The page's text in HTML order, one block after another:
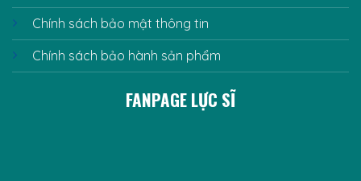
Chính sách bảo mật thông tin
Chính sách bảo hành sản phẩm
FANPAGE LỰC SĨ